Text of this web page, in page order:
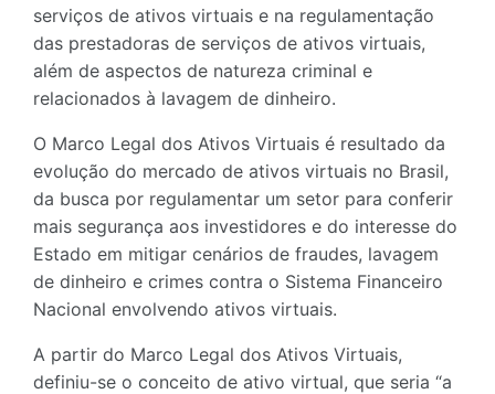
serviços de ativos virtuais e na regulamentação
das prestadoras de serviços de ativos virtuais,
além de aspectos de natureza criminal e
relacionados à lavagem de dinheiro.
O Marco Legal dos Ativos Virtuais é resultado da
evolução do mercado de ativos virtuais no Brasil,
da busca por regulamentar um setor para conferir
mais segurança aos investidores e do interesse do
Estado em mitigar cenários de fraudes, lavagem
de dinheiro e crimes contra o Sistema Financeiro
Nacional envolvendo ativos virtuais.
A partir do Marco Legal dos Ativos Virtuais,
definiu-se o conceito de ativo virtual, que seria “a